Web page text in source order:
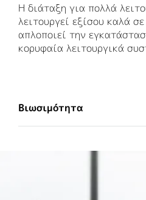
Η διάταξη για πολλά
λειτουργεί εξίσου καλά
απλοποιεί την
κορυφαία λειτουργικά
Βιωσιμότητα
ΜΙΑ
Η Logitech έχει
δημιουργία ενός